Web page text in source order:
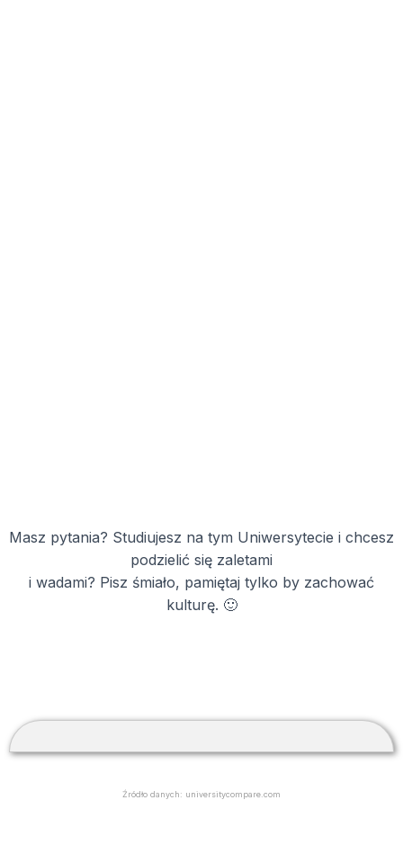
Masz pytania? Studiujesz na tym Uniwersytecie i chcesz
podzielić się zaletami
i wadami? Pisz śmiało, pamiętaj tylko by zachować
kulturę. 🙂
Źródło danych: universitycompare.com